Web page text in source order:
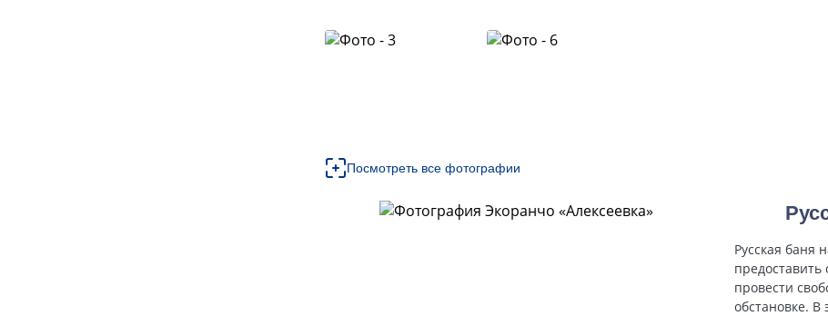
Посмотреть все фотографии
Русская баня
провести
обстановке. В